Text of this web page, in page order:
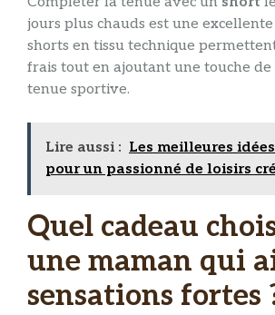
jours plus chauds est une excellente
shorts en tissu technique
frais tout en ajoutant une touche
tenue sportive.
Lire aussi : Les meilleures
pour un passionné de loisirs
Quel cadeau
une maman qui
sensations fortes